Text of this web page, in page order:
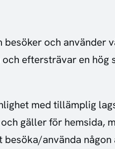
och använder
eftersträvar en hög
med tillämplig
gäller för hemsida,
använda